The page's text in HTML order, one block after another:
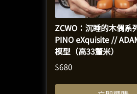
ZCWO：沉睡的木偶系
PINO eXquisite //
模型（高33釐米）
$680